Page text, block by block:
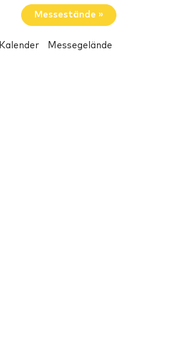
Messestände »
Kalender Messegelände